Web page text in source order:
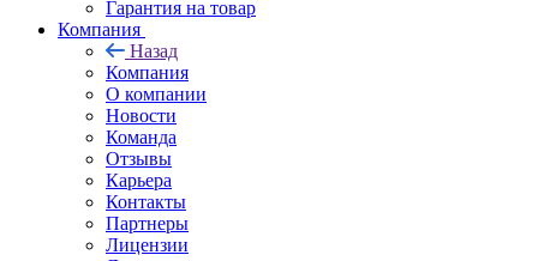
Гарантия на товар
Компания
Назад
Компания
О компании
Новости
Команда
Отзывы
Карьера
Контакты
Партнеры
Лицензии